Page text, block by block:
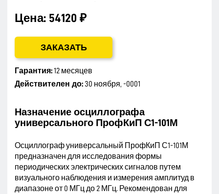
Цена: 54120 ₽
ЗАКАЗАТЬ
Гарантия:12 месяцев
Действителен до: 30 ноября, -0001
Назначение осциллографа
универсального ПрофКиП С1-101М
Осциллограф универсальный ПрофКиП С1-101М
предназначен для исследования формы
периодических электрических сигналов путем
визуального наблюдения и измерения амплитуд в
диапазоне от 0 МГц до 2 МГц. Рекомендован для